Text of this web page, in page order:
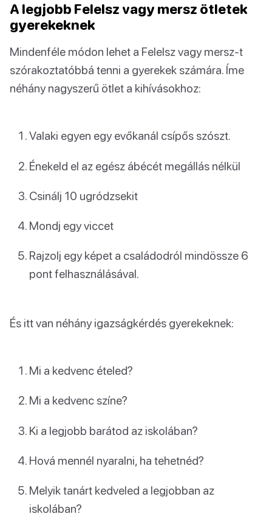
A legjobb Felelsz vagy mersz ötletek
gyerekeknek
Mindenféle módon lehet a Felelsz vagy mersz-t
szórakoztatóbbá tenni a gyerekek számára. Íme
néhány nagyszerű ötlet a kihívásokhoz:
Valaki egyen egy evőkanál csípős szószt.
Énekeld el az egész ábécét megállás nélkül
Csinálj 10 ugródzsekit
Mondj egy viccet
Rajzolj egy képet a családodról mindössze 6
pont felhasználásával.
És itt van néhány igazságkérdés gyerekeknek:
Mi a kedvenc ételed?
Mi a kedvenc színe?
Ki a legjobb barátod az iskolában?
Hová mennél nyaralni, ha tehetnéd?
Melyik tanárt kedveled a legjobban az
iskolában?